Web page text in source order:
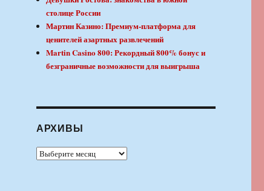
столице России
Мартин Казино: Премиум-платформа для
ценителей азартных развлечений
Martin Casino 800: Рекордный 800% бонус и
безграничные возможности для выигрыша
АРХИВЫ
Архивы